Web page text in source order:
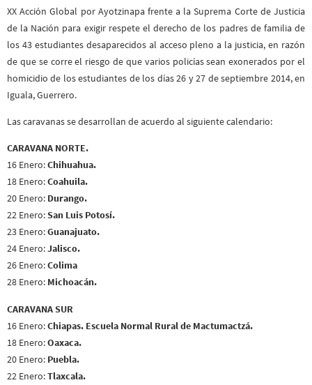
XX Acción Global por Ayotzinapa frente a la Suprema Corte de Justicia
de la Nación para exigir respete el derecho de los padres de familia de
los 43 estudiantes desaparecidos al acceso pleno a la justicia, en razón
de que se corre el riesgo de que varios policías sean exonerados por el
homicidio de los estudiantes de los días 26 y 27 de septiembre 2014, en
Iguala, Guerrero.
Las caravanas se desarrollan de acuerdo al siguiente calendario:
CARAVANA NORTE.
16 Enero:Chihuahua.
18 Enero:Coahuila.
20 Enero: Durango.
22 Enero:San Luis Potosí.
23 Enero:Guanajuato.
24 Enero:Jalisco.
26 Enero:Colima
28 Enero: Michoacán.
CARAVANA SUR
16 Enero:Chiapas. Escuela Normal Rural de Mactumactzá.
18 Enero:Oaxaca.
20 Enero: Puebla.
22 Enero:Tlaxcala.